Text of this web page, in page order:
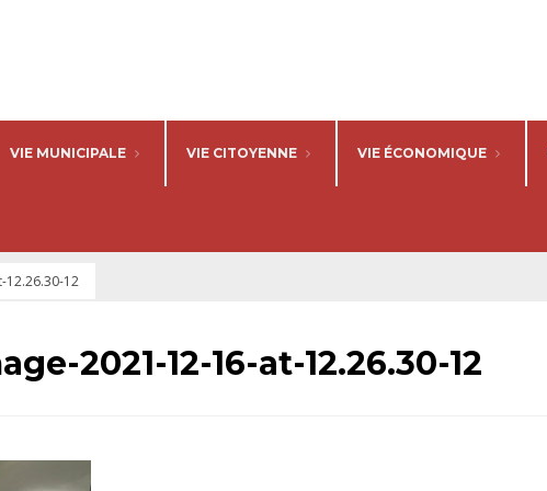
VIE MUNICIPALE VIE CITOYENNE VIE ÉCONOMIQUE
12.26.30-12
2021-12-16-at-12.26.30-12